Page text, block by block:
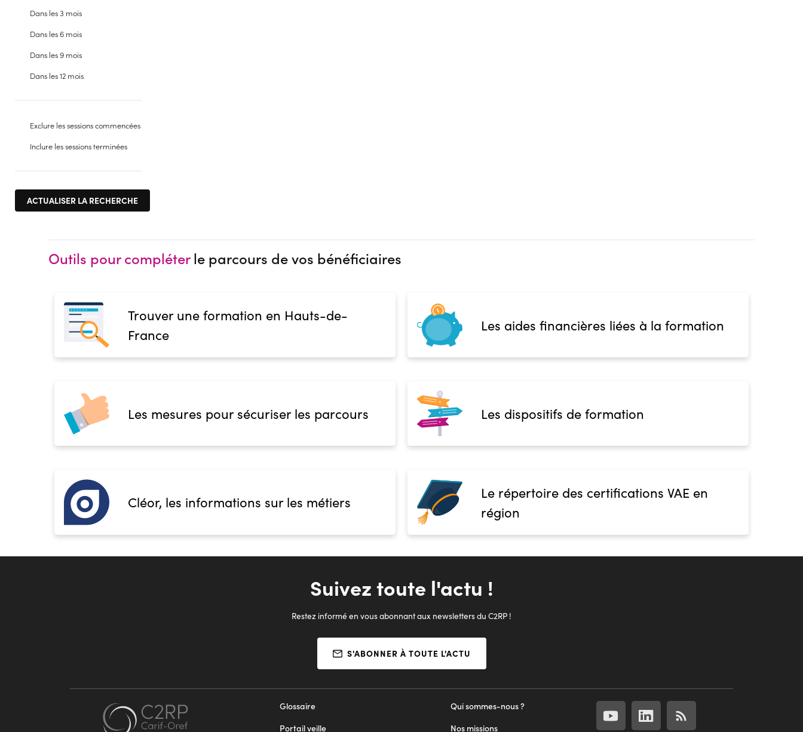
Dans les 3 mois
Dans les 6 mois
Dans les 9 mois
Dans les 12 mois
Exclure les sessions commencées
Inclure les sessions terminées
Outils pour compléterle parcours de vos bénéficiaires
Trouver une formation en Hauts-de-
France
Les aides financières liées à la formation
Les mesures pour sécuriser les parcours Les dispositifs de formation
Cléor, les informations sur les métiers
Le répertoire des certifications VAE en
région
Suivez toute l'actu !
Restez informé en vous abonnant aux newsletters du C2RP !
S'ABONNER À TOUTE L'ACTU
Qui sommes-nous ?
Nos missions
Glossaire
Portail veille